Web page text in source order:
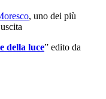
, uno dei più
della luce” edito da